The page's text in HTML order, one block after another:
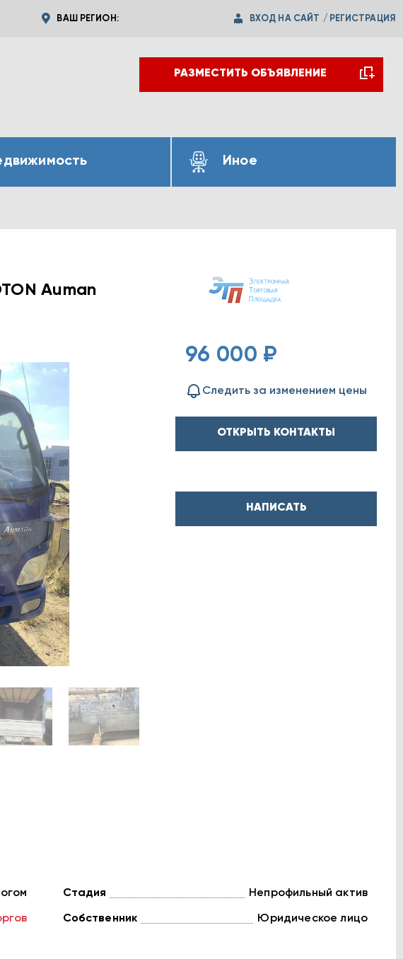
ВАШ РЕГИОН: ВХОД НА САЙТ / РЕГИСТРАЦИЯ
РАЗМЕСТИТЬ ОБЪЯВЛЕНИЕ
Иное
Auman
96 000 ₽
Следить за изменением цены
ОТКРЫТЬ КОНТАКТЫ
НАПИСАТЬ
Стадия Непрофильный актив
Собственник Юридическое лицо